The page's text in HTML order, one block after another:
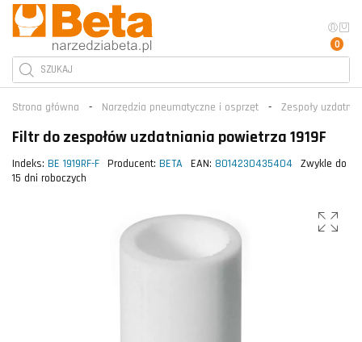
0
Strona główna Narzędzia pneumatyczne i osprzęt Zespoły
Filtr do zespołów uzdatniania powietrza 1919F
Indeks: BE 1919RF-F Producent: BETA EAN: 8014230435404 Zwykle do
15 dni roboczych